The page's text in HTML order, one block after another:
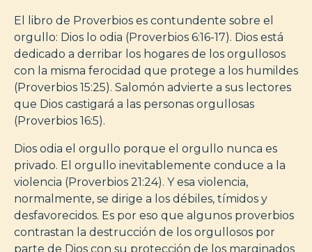
El libro de Proverbios es contundente sobre el
orgullo: Dios lo odia (Proverbios 6:16-17). Dios está
dedicado a derribar los hogares de los orgullosos
con la misma ferocidad que protege a los humildes
(Proverbios 15:25). Salomón advierte a sus lectores
que Dios castigará a las personas orgullosas
(Proverbios 16:5).
Dios odia el orgullo porque el orgullo nunca es
privado. El orgullo inevitablemente conduce a la
violencia (Proverbios 21:24). Y esa violencia,
normalmente, se dirige a los débiles, tímidos y
desfavorecidos. Es por eso que algunos proverbios
contrastan la destrucción de los orgullosos por
parte de Dios con su protección de los marginados